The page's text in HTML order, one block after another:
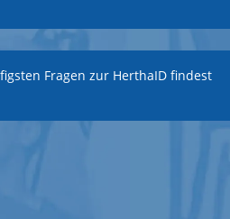
Fragen zur HerthaID findest